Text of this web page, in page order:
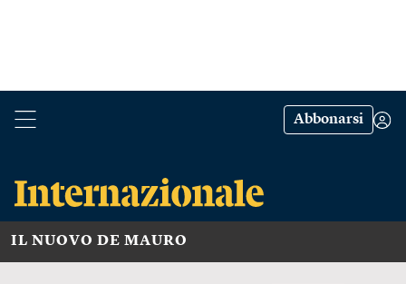
Abbonarsi
IL NUOVO DE MAURO